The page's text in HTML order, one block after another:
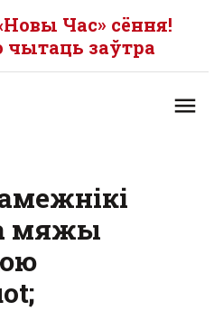
Час» сёння!
заўтра
мяжы